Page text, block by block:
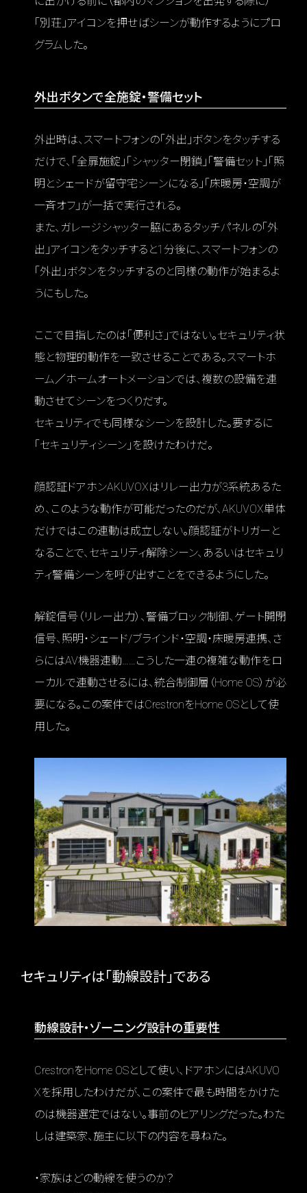
「別荘」アイコンを押せばシーンが動作するようにプロ
グラムした。
外出ボタンで全施錠・警備セット
外出時は、スマートフォンの「外出」ボタンをタッチする
だけで、「全扉施錠」「シャッター閉鎖」「警備セット」「照
明とシェードが留守宅シーンになる」「床暖房・空調が
一斉オフ」が一括で実行される。
また、ガレージシャッター脇にあるタッチパネルの「外
出」アイコンをタッチすると1分後に、スマートフォンの
「外出」ボタンをタッチするのと同様の動作が始まるよ
うにもした。
ここで目指したのは「便利さ」ではない。セキュリティ状
態と物理的動作を一致させることである。スマートホ
ーム／ホームオートメーションでは、複数の設備を連
動させてシーンをつくりだす。
セキュリティでも同様なシーンを設計した。要するに
「セキュリティシーン」を設けたわけだ。
顔認証ドアホンAKUVOXはリレー出力が3系統あるた
め、このような動作が可能だったのだが、AKUVOX単体
だけではこの連動は成立しない。顔認証がトリガーと
なることで、セキュリティ解除シーン、あるいはセキュリ
ティ警備シーンを呼び出すことをできるようにした。
解錠信号（リレー出力）、警備ブロック制御、ゲート開閉
信号、照明・シェード/ブラインド・空調・床暖房連携、さ
らにはAV機器連動……こうした一連の複雑な動作をロ
ーカルで連動させるには、統合制御層（Home OS）が必
要になる。この案件ではCrestronをHome OSとして使
用した。
セキュリティは「動線設計」である
動線設計・ゾーニング設計の重要性
CrestronをHome OSとして使い、ドアホンにはAKUVO
Xを採用したわけだが、この案件で最も時間をかけた
のは機器選定ではない。事前のヒアリングだった。わた
しは建築家、施主に以下の内容を尋ねた。
・家族はどの動線を使うのか？